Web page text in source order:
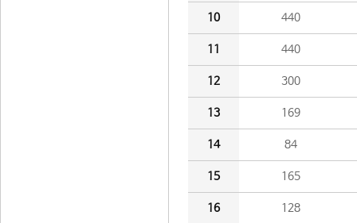
10 440
11 440
12 300
13 169
14 84
15 165
16 128